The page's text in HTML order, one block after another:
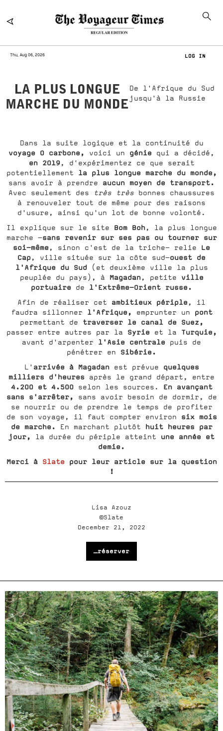
Thu, Aug 06, 2026 LOG IN
LA PLUS LONGUE
MARCHE DU MONDE
De l'Afrique du Sud
jusqu'à la Russie
Dans la suite logique et la continuité du
voyage 0 carbone, voici un génie qui a décidé,
en 2019, d'expérimentez ce que serait
potentiellement la plus longue marche du monde,
sans avoir à prendre aucun moyen de transport.
Avec seulement des très très bonnes chaussures
à renouveler tout de même pour des raisons
d'usure, ainsi qu'un lot de bonne volonté.
Il explique sur le site Bom Boh, la plus longue
marche –sans revenir sur ses pas ou tourner sur
soi-même, sinon c'est de la triche– relie Le
Cap, ville située sur la côte sud-ouest de
l'Afrique du Sud
(et deuxième ville la plus
peuplée du pays), à Magadan, petite ville
portuaire de l'Extrême-Orient russe.
Afin de réaliser cet ambitieux périple, il
faudra sillonner l'Afrique, emprunter un pont
permettant de traverser le canal de Suez,
passer entre autres par la Syrieet la Turquie,
avant d'arpenter l'Asie centrale puis de
pénétrer en Sibérie.
L' arrivée à Magadan est prévue quelques
milliers d'heures après le grand départ, entre
4.200 et 4.500selon les sources. En avançant
sans s'arrêter, sans avoir besoin de dormir, de
se nourrir ou de prendre le temps de profiter
de son voyage, il faut compter environ six mois
de marche. En marchant plutôt huit heures par
jour,
la durée du périple atteint
une année et
demie.
Merci à Slate pour leur article sur la question
!
Lisa Azouz
©Slate
December 21, 2022
_réserver